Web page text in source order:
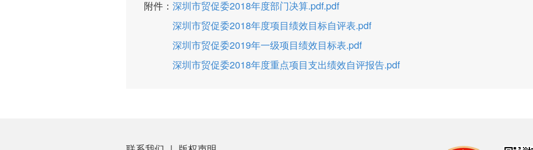
附件： 深圳市贸促委2018年度部门决算.pdf.pdf
深圳市贸促委2018年度项目绩效目标自评表.pdf
深圳市贸促委2019年一级项目绩效目标表.pdf
深圳市贸促委2018年度重点项目支出绩效自评报告.pdf